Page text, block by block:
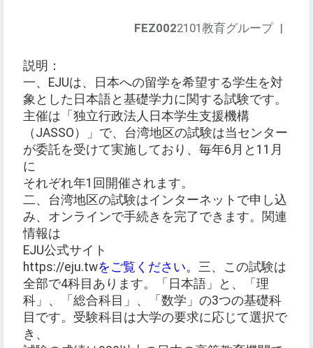
FEZ0022101教育グループ |
説明：
一、EJUは、日本への留学を希望する学生を対
象とした日本語と基礎学力に関する試験です。
主催は「独立行政法人日本学生支援機構
（JASSO）」で、台湾地区の試験は当センター
が委託を受けて実施しており、毎年6月と11月
に
それぞれ年1回開催されます。
二、台湾地区の試験はインターネットで申し込
み、オンラインで手続きを完了できます。関連
情報は
EJU公式サイト
https://eju.twをご覧ください。 三、この試験は
全部で4科目あります。「日本語」と、「理
科」、「総合科目」、「数学」の3つの基礎科
目です。受験科目は大学の要求に応じて選択で
き、